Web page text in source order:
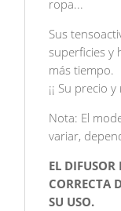
ropa...
Sus
superficies y
más tiempo.
¡¡ Su precio
Nota: El
variar,
EL DIFUSOR
CORRECTA
SU USO.